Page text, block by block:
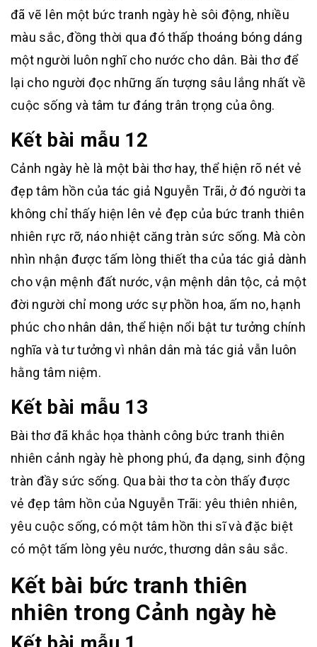
đã vẽ lên một bức tranh ngày hè sôi động, nhiều
màu sắc, đồng thời qua đó thấp thoáng bóng dáng
một người luôn nghĩ cho nước cho dân. Bài thơ để
lại cho người đọc những ấn tượng sâu lắng nhất về
cuộc sống và tâm tư đáng trân trọng của ông.
Kết bài mẫu 12
Cảnh ngày hè là một bài thơ hay, thể hiện rõ nét vẻ
đẹp tâm hồn của tác giả Nguyễn Trãi, ở đó người ta
không chỉ thấy hiện lên vẻ đẹp của bức tranh thiên
nhiên rực rỡ, náo nhiệt căng tràn sức sống. Mà còn
nhìn nhận được tấm lòng thiết tha của tác giả dành
cho vận mệnh đất nước, vận mệnh dân tộc, cả một
đời người chỉ mong ước sự phồn hoa, ấm no, hạnh
phúc cho nhân dân, thể hiện nổi bật tư tưởng chính
nghĩa và tư tưởng vì nhân dân mà tác giả vẫn luôn
hằng tâm niệm.
Kết bài mẫu 13
Bài thơ đã khắc họa thành công bức tranh thiên
nhiên cảnh ngày hè phong phú, đa dạng, sinh động
tràn đầy sức sống. Qua bài thơ ta còn thấy được
vẻ đẹp tâm hồn của Nguyễn Trãi: yêu thiên nhiên,
yêu cuộc sống, có một tâm hồn thi sĩ và đặc biệt
có một tấm lòng yêu nước, thương dân sâu sắc.
Kết bài bức tranh thiên
nhiên trong Cảnh ngày hè